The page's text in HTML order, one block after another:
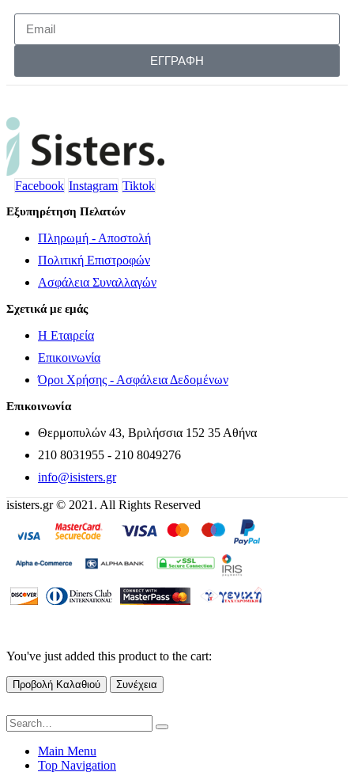
ΕΓΓΡΑΦΗ
Facebook Instagram Tiktok
Εξυπηρέτηση Πελατών
Πληρωμή - Αποστολή
Πολιτική Επιστροφών
Ασφάλεια Συναλλαγών
Σχετικά με εμάς
Η Εταιρεία
Επικοινωνία
Όροι Χρήσης - Ασφάλεια Δεδομένων
Επικοινωνία
Θερμοπυλών 43, Βριλήσσια 152 35 Αθήνα
210 8031955 - 210 8049276
info@isisters.gr
isisters.gr © 2021. All Rights Reserved
You've just added this product to the cart:
Προβολή Καλαθιού Συνέχεια
Main Menu
Top Navigation